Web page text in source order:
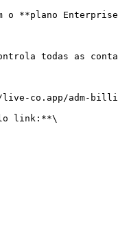
o **plano
todas as
live-co.app/adm-
link:**\